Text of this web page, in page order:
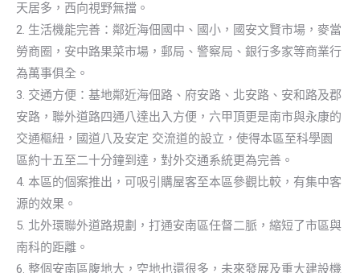
天居多，西向視野無擋。
2. 生活機能完善：鄰近海佃國中、國小，國安文賢市場，麥當
勞商圈，安中路果菜市場，郵局、警察局、銀行多家等商業行
為萬事俱全。
3. 交通方便：基地鄰近海佃路、府安路、北安路、安和路及郡
安路，聯外道路四通八達出入方便，六甲頂更是南市與永康的
交通樞紐，國道八及安定 交流道的設立，使得本區至科學園
區約十五至二十分鐘到達，對外交通系統更為完善。
4. 本區的個案推出，可吸引購屋客至本區參觀比較，有集中客
源的效果。
5. 北外環聯外道路規劃，打通安南區任督二脈，縮短了市區與
南科的距離。
6. 整個安南區腹地大，空地也還很多，未來發展及重大建設機